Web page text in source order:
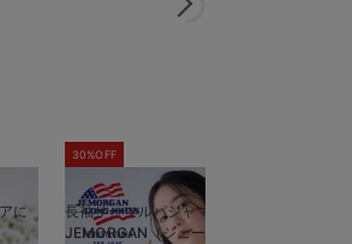
に
30%OFF
長袖サーマルパジャマ3点セット
JEMORGAN（ジェーイーモーガ